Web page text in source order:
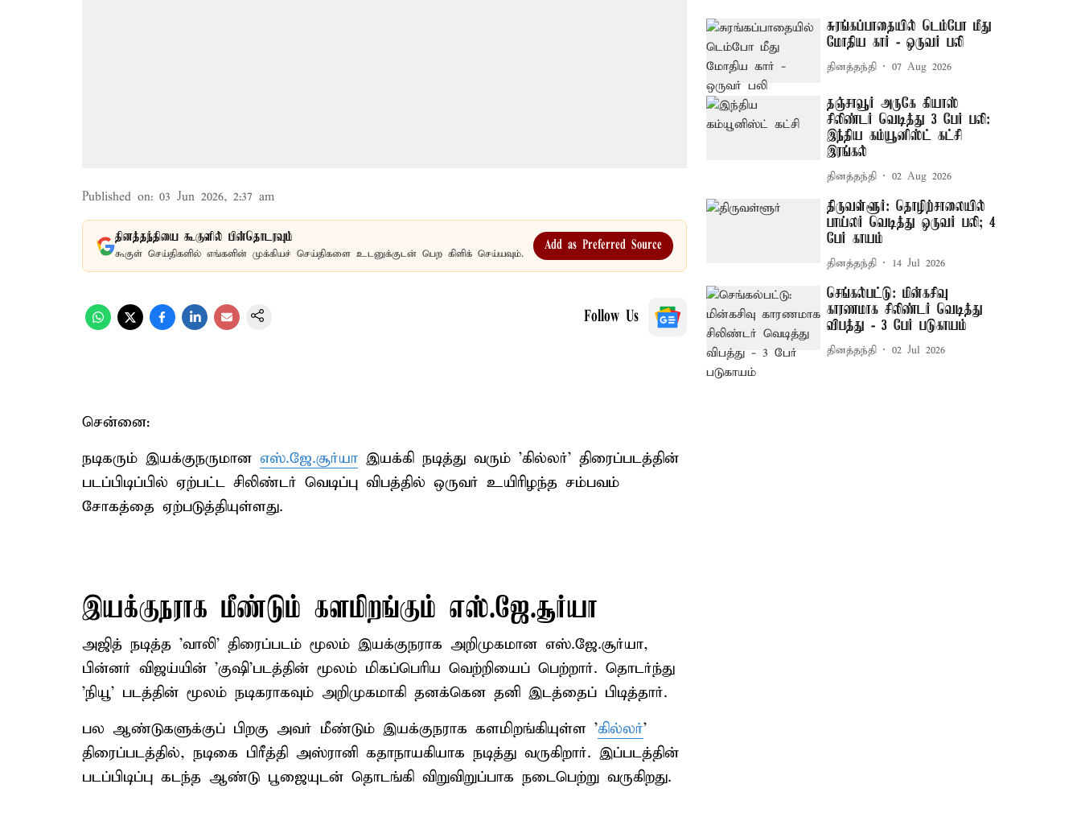
Published on: 03 Jun 2026, 2:37 am
தினத்தந்தியை கூகுளில் பின்தொடரவும்
கூகுள் செய்திகளில் எங்களின் முக்கியச் செய்திகளை உடனுக்குடன் பெற கிளிக் செய்யவும்.
Add as Preferred Source
Follow Us
சென்னை:
நடிகரும் இயக்குநருமான எஸ்.ஜே.சூர்யா இயக்கி நடித்து வரும் 'கில்லர்' திரைப்படத்தின்
படப்பிடிப்பில் ஏற்பட்ட சிலிண்டர் வெடிப்பு விபத்தில் ஒருவர் உயிரிழந்த சம்பவம்
சோகத்தை ஏற்படுத்தியுள்ளது.
இயக்குநராக மீண்டும் களமிறங்கும் எஸ்.ஜே.சூர்யா
அஜித் நடித்த ’வாலி’ திரைப்படம் மூலம் இயக்குநராக அறிமுகமான எஸ்.ஜே.சூர்யா,
பின்னர் விஜய்யின் ’குஷி’படத்தின் மூலம் மிகப்பெரிய வெற்றியைப் பெற்றார். தொடர்ந்து
’நியூ’ படத்தின் மூலம் நடிகராகவும் அறிமுகமாகி தனக்கென தனி இடத்தைப் பிடித்தார்.
பல ஆண்டுகளுக்குப் பிறகு அவர் மீண்டும் இயக்குநராக களமிறங்கியுள்ள 'கில்லர்'
திரைப்படத்தில், நடிகை பிரீத்தி அஸ்ரானி கதாநாயகியாக நடித்து வருகிறார். இப்படத்தின்
படப்பிடிப்பு கடந்த ஆண்டு பூஜையுடன் தொடங்கி விறுவிறுப்பாக நடைபெற்று வருகிறது.
சுரங்கப்பாதையில் டெம்போ மீது
மோதிய கார் - ஒருவர் பலி
தினத்தந்தி 07 Aug 2026
தஞ்சாவூர் அருகே கியாஸ்
சிலிண்டர் வெடித்து 3 பேர் பலி:
இந்திய கம்யூனிஸ்ட் கட்சி
இரங்கல்
தினத்தந்தி 02 Aug 2026
திருவள்ளூர்: தொழிற்சாலையில்
பாய்லர் வெடித்து ஒருவர் பலி; 4
பேர் காயம்
தினத்தந்தி 14 Jul 2026
செங்கல்பட்டு: மின்கசிவு
காரணமாக சிலிண்டர் வெடித்து
விபத்து - 3 பேர் படுகாயம்
தினத்தந்தி 02 Jul 2026